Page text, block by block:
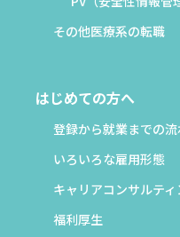
その他医療系の転職
はじめての方へ
登録から就業までの
いろいろな雇用形態
キャリアコンサルテ
福利厚生